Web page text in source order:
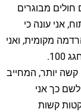
חולים מבוגרים
אני עונה כי
מעל גיל 90, כולם בהרדמה מקומית, ואני
קשה יותר, המחייב
כך אני
קשות